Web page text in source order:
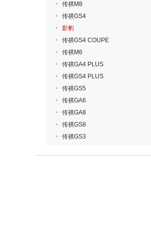
传祺M8
传祺GS4
影豹
传祺GS4 COUPE
传祺M6
传祺GA4 PLUS
传祺GS4 PLUS
传祺GS5
传祺GA6
传祺GA8
传祺GS8
传祺GS3